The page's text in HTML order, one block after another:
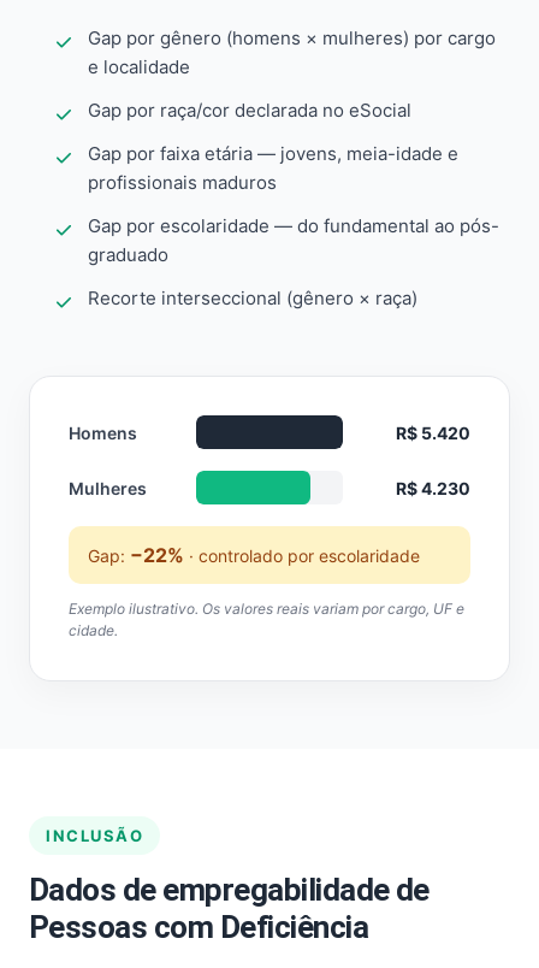
Gap por gênero (homens × mulheres) por cargo
e localidade
Gap por raça/cor declarada no eSocial
Gap por faixa etária — jovens, meia-idade e
profissionais maduros
Gap por escolaridade — do fundamental ao pós-
graduado
Recorte interseccional (gênero × raça)
Homens R$ 5.420
Mulheres R$ 4.230
Gap: −22% · controlado por escolaridade
Exemplo ilustrativo. Os valores reais variam por cargo, UF e
cidade.
INCLUSÃO
Dados de empregabilidade de
Pessoas com Deficiência